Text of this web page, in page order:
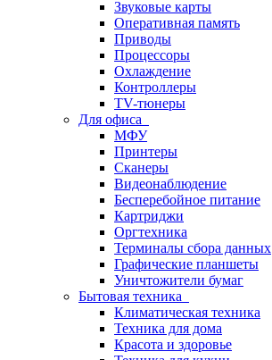
Звуковые карты
Оперативная память
Приводы
Процессоры
Охлаждение
Контроллеры
TV-тюнеры
Для офиса
МФУ
Принтеры
Сканеры
Видеонаблюдение
Бесперебойное питание
Картриджи
Оргтехника
Терминалы сбора данных
Графические планшеты
Уничтожители бумаг
Бытовая техника
Климатическая техника
Техника для дома
Красота и здоровье